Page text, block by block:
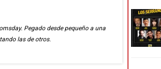
Pegado desde pequeño a una
las de otros.